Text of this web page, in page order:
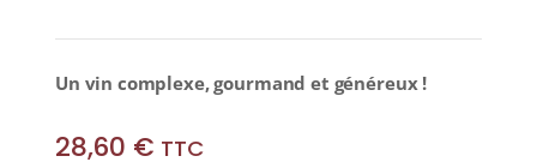
Un vin complexe, gourmand et généreux !
28,60 € TTC